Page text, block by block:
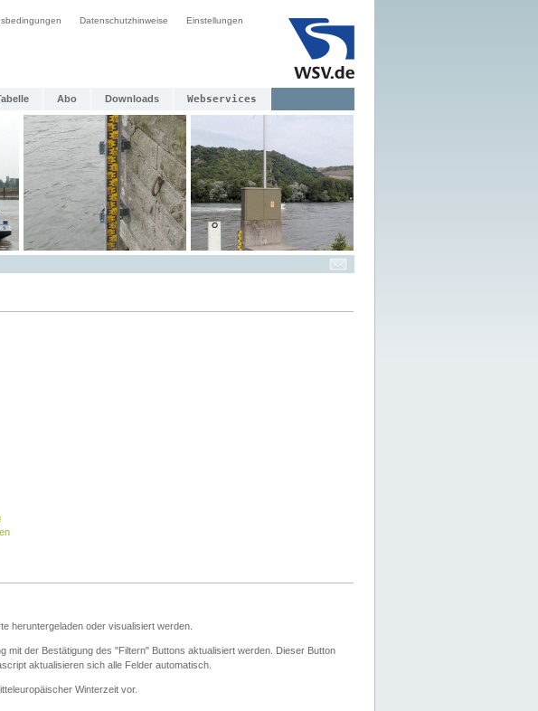
Datenschutzhinweise Einstellungen
Abo Downloads Webservices
heruntergeladen oder visualisiert werden.
der Bestätigung des "Filtern" Buttons aktualisiert werden. Dieser Button
aktualisieren sich alle Felder automatisch.
Winterzeit vor.